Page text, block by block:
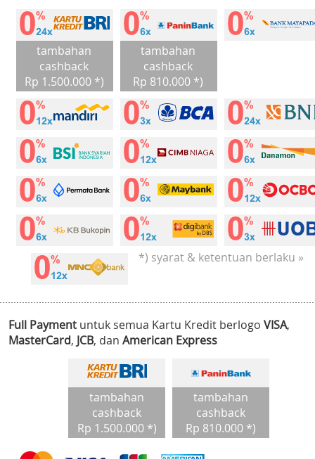
tambahan
cashback
Rp 1.500.000 *)
tambahan
cashback
Rp 810.000 *)
*) syarat & ketentuan berlaku »
Full Payment untuk semua Kartu Kredit berlogo VISA,
MasterCard, JCB, dan American Express
tambahan
cashback
Rp 1.500.000 *)
tambahan
cashback
Rp 810.000 *)